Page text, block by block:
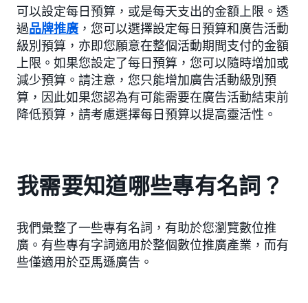
可以設定每日預算，或是每天支出的金額上限。透
過品牌推廣 ，您可以選擇設定每日預算和廣告活動
級別預算，亦即您願意在整個活動期間支付的金額
上限。如果您設定了每日預算，您可以隨時增加或
減少預算。請注意，您只能增加廣告活動級別預
算，因此如果您認為有可能需要在廣告活動結束前
降低預算，請考慮選擇每日預算以提高靈活性。
我需要知道哪些專有名詞？
我們彙整了一些專有名詞，有助於您瀏覽數位推
廣。有些專有字詞適用於整個數位推廣產業，而有
些僅適用於亞馬遜廣告。